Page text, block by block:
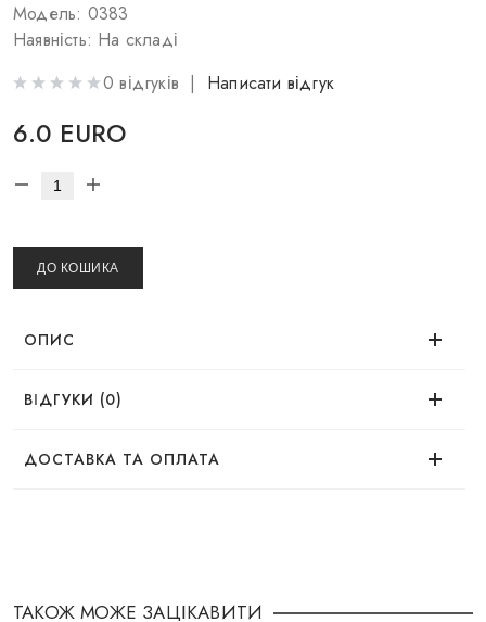
Модель: 0383
Наявність: На складі
0 відгуків | Написати відгук
6.0 EURO
ДО КОШИКА
ОПИС
ВІДГУКИ (0)
Немає відгуків про цей товар.
ДОСТАВКА ТА ОПЛАТА
способом:
ТАКОЖ МОЖЕ ЗАЦІКАВИТИ